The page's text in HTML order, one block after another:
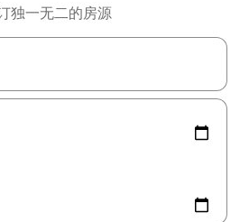
独一无二的房源
上下方向键查看，或通过点击或滑动手势